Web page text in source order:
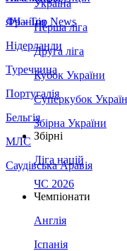
Франція
Нідерланди
Туреччина
Португалія
Бельгія
МЛС
Саудівська Аравія
ЛЧ - Top News
Україна
Перша ліга
Друга ліга
Кубок України
Суперкубок
Збірна України
Збірні
Ліга націй
ЧС 2026
Чемпіонати
Англія
Іспанія